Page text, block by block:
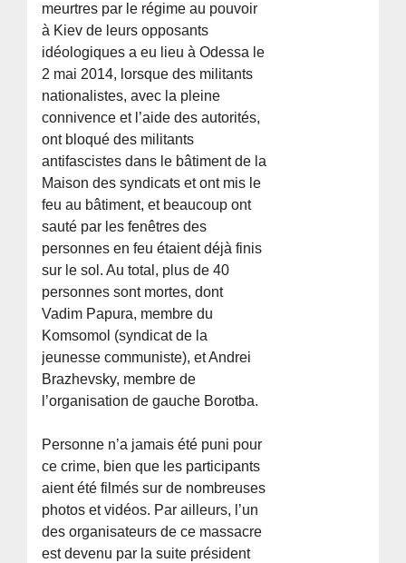
meurtres par le régime au pouvoir
à Kiev de leurs opposants
idéologiques a eu lieu à Odessa le
2 mai 2014, lorsque des militants
nationalistes, avec la pleine
connivence et l’aide des autorités,
ont bloqué des militants
antifascistes dans le bâtiment de la
Maison des syndicats et ont mis le
feu au bâtiment, et beaucoup ont
sauté par les fenêtres des
personnes en feu étaient déjà finis
sur le sol. Au total, plus de 40
personnes sont mortes, dont
Vadim Papura, membre du
Komsomol (syndicat de la
jeunesse communiste), et Andrei
Brazhevsky, membre de
l’organisation de gauche Borotba.
Personne n’a jamais été puni pour
ce crime, bien que les participants
aient été filmés sur de nombreuses
photos et vidéos. Par ailleurs, l’un
des organisateurs de ce massacre
est devenu par la suite président